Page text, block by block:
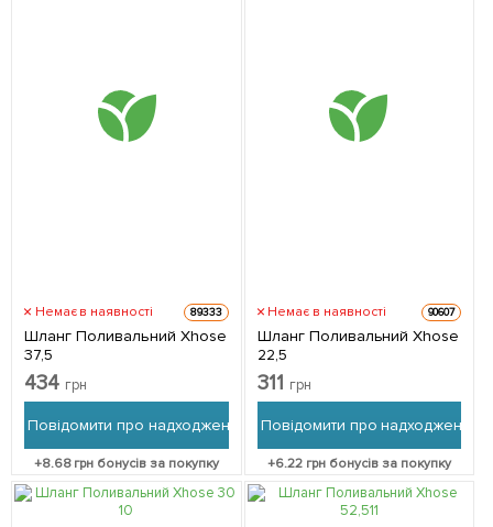
Немає в наявності 89333
Шланг Поливальний Xhose
37,5
434 грн
Повідомити про надходження
+8.68грн бонусів за покупку
Немає в наявності 90607
Шланг Поливальний Xhose
22,5
311 грн
Повідомити про надходження
+6.22 грн бонусів за покупку